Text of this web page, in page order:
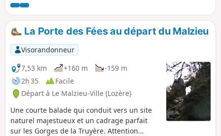
retour du plan d'eau peut rendre cette
petite randonnée compliquée pour les
personnes les moins alertes.
La Porte des Fées au départ du Malzieu
Visorandonneur
7,53 km
+160 m
-159 m
2h 35
Facile
Départ à Le Malzieu-Ville (Lozère)
Une courte balade qui conduit vers un site
naturel majestueux et un cadrage parfait
sur les Gorges de la Truyère. Attention